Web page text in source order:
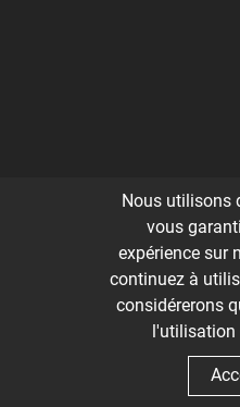
Nous utilisons
vous
expérience sur
continuez à
considérerons
l'utilisation